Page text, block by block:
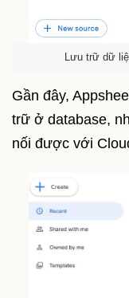
Lưu trữ dữ
Gần đây,
trữ ở database,
nối được với